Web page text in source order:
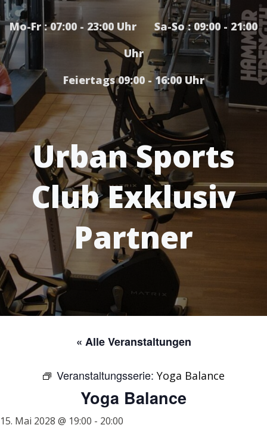
Mo-Fr : 07:00 - 23:00 Uhr Sa-So : 09:00 - 21:00
Uhr
Feiertags 09:00 - 16:00 Uhr
Urban Sports
Club Exklusiv
Partner
« Alle Veranstaltungen
Veranstaltungsserie: Yoga Balance
Yoga Balance
15. Mai 2028 @ 19:00 - 20:00